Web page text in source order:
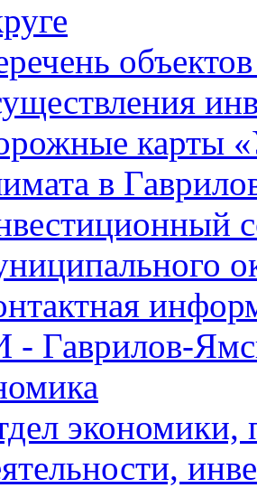
карты
в
Гаврилов-
экономики,